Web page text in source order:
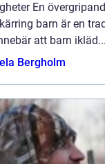
En
barn är en
att barn ikläd...
Bergholm